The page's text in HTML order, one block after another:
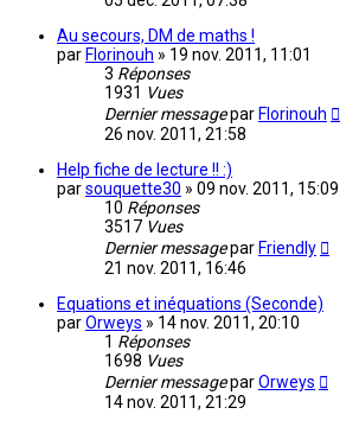
Au secours, DM de maths !
par Florinouh » 19 nov. 2011, 11:01
3 Réponses
1931 Vues
Dernier messagepar Florinouh
26 nov. 2011, 21:58
Help fiche de lecture !! :)
parsouquette30 » 09 nov. 2011, 15:09
10 Réponses
3517 Vues
Dernier messagepar Friendly
21 nov. 2011, 16:46
Equations et inéquations (Seconde)
parOrweys » 14 nov. 2011, 20:10
1 Réponses
1698 Vues
Dernier messageparOrweys
14 nov. 2011, 21:29